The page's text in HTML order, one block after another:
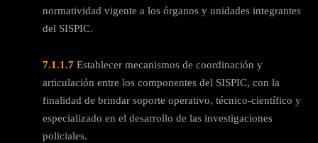
normatividad vigente a los órganos y unidades integrantes
del SISPIC.
7.1.1.7 Establecer mecanismos de coordinación y
articulación entre los componentes del SISPIC, con la
finalidad de brindar soporte operativo, técnico-científico y
especializado en el desarrollo de las investigaciones
policiales.